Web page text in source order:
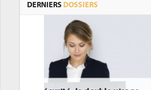
DERNIERS DOSSIERS